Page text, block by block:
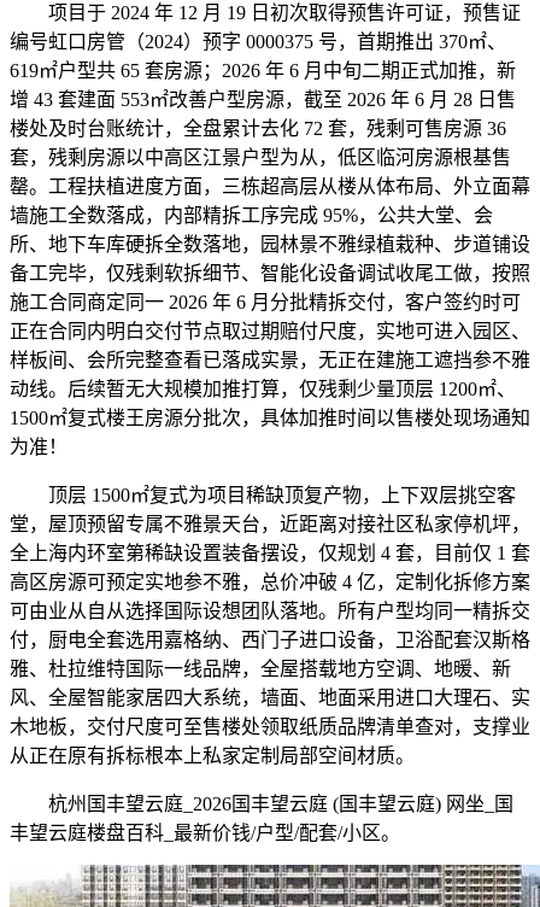
项目于 2024 年 12 月 19 日初次取得预售许可证，预售证
编号虹口房管（2024）预字 0000375 号，首期推出 370㎡、
619㎡户型共 65 套房源；2026 年 6 月中旬二期正式加推，新
增 43 套建面 553㎡改善户型房源，截至 2026 年 6 月 28 日售
楼处及时台账统计，全盘累计去化 72 套，残剩可售房源 36
套，残剩房源以中高区江景户型为从，低区临河房源根基售
罄。工程扶植进度方面，三栋超高层从楼从体布局、外立面幕
墙施工全数落成，内部精拆工序完成 95%，公共大堂、会
所、地下车库硬拆全数落地，园林景不雅绿植栽种、步道铺设
备工完毕，仅残剩软拆细节、智能化设备调试收尾工做，按照
施工合同商定同一 2026 年 6 月分批精拆交付，客户签约时可
正在合同内明白交付节点取过期赔付尺度，实地可进入园区、
样板间、会所完整查看已落成实景，无正在建施工遮挡参不雅
动线。后续暂无大规模加推打算，仅残剩少量顶层 1200㎡、
1500㎡复式楼王房源分批次，具体加推时间以售楼处现场通知
为准！
顶层 1500㎡复式为项目稀缺顶复产物，上下双层挑空客
堂，屋顶预留专属不雅景天台，近距离对接社区私家停机坪，
全上海内环室第稀缺设置装备摆设，仅规划 4 套，目前仅 1 套
高区房源可预定实地参不雅，总价冲破 4 亿，定制化拆修方案
可由业从自从选择国际设想团队落地。所有户型均同一精拆交
付，厨电全套选用嘉格纳、西门子进口设备，卫浴配套汉斯格
雅、杜拉维特国际一线品牌，全屋搭载地方空调、地暖、新
风、全屋智能家居四大系统，墙面、地面采用进口大理石、实
木地板，交付尺度可至售楼处领取纸质品牌清单查对，支撑业
从正在原有拆标根本上私家定制局部空间材质。
杭州国丰望云庭_2026国丰望云庭 (国丰望云庭) 网坐_国
丰望云庭楼盘百科_最新价钱/户型/配套/小区。